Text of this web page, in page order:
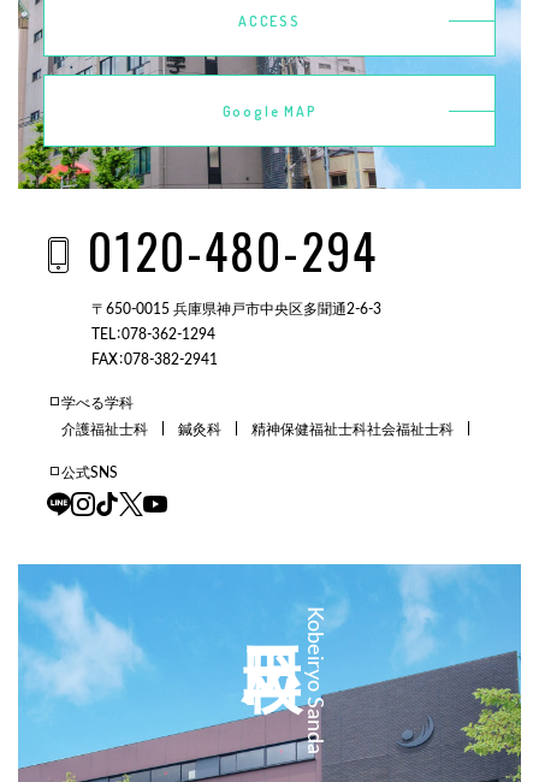
ACCESS
Google MAP
0120-480-294
〒650-0015 兵庫県神戸市中央区多聞通2-6-3
TEL：078-362-1294
FAX：078-382-2941
学べる学科
介護福祉士科
鍼灸科 精神保健福祉士科社会福祉士科
公式SNS
Kobeiryo Sanda